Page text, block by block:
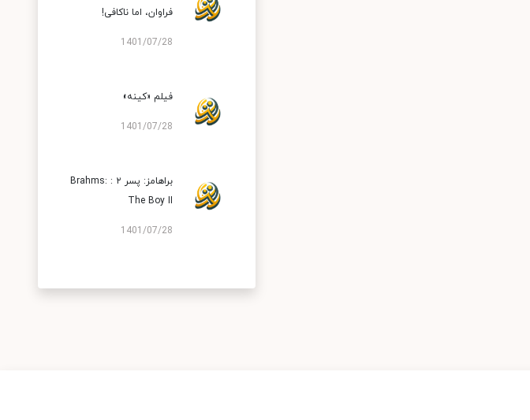
فراوان، اما ناکافی!
1401/07/28
فیلم «کینه»
1401/07/28
براهامز: پسر ۲ : Brahms:
The Boy II
1401/07/28